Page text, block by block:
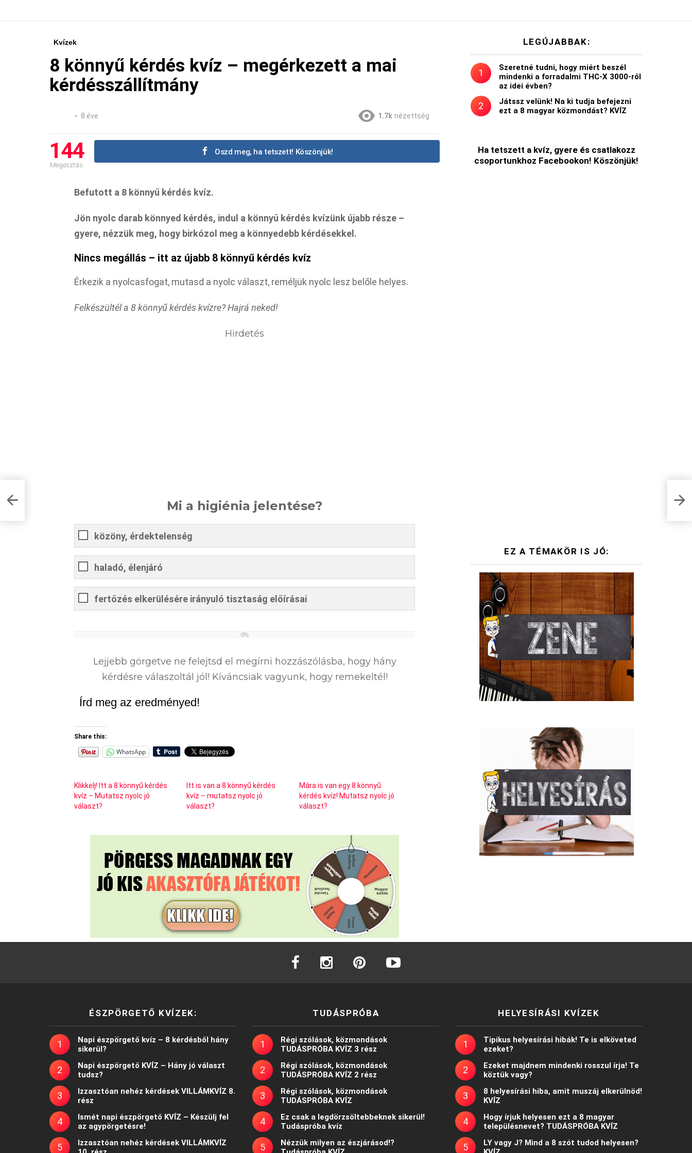
Kvízek
8 könnyű kérdés kvíz – megérkezett a mai
kérdésszállítmány
8 éve 1.7k nézettség
144
Megosztás
Oszd meg, ha tetszett! Köszönjük!
Befutott a 8 könnyű kérdés kvíz.
Jön nyolc darab könnyed kérdés, indul a könnyű kérdés kvízünk újabb része –
gyere, nézzük meg, hogy birkózol meg a könnyedebb kérdésekkel.
Nincs megállás – itt az újabb 8 könnyű kérdés kvíz
Érkezik a nyolcasfogat, mutasd a nyolc választ, reméljük nyolc lesz belőle helyes.
Felkészültél a 8 könnyű kérdés kvízre? Hajrá neked!
Hirdetés
Mi a higiénia jelentése?
közöny, érdektelenség
haladó, élenjáró
fertőzés elkerülésére irányuló tisztaság előírásai
0%
Lejjebb görgetve ne felejtsd el megírni hozzászólásba, hogy hány
kérdésre válaszoltál jól! Kíváncsiak vagyunk, hogy remekeltél!
Írd meg az eredményed!
Share this:
WhatsApp
Klikkelj! Itt a 8 könnyű kérdés
kvíz – Mutatsz nyolc jó
választ?
Itt is van a 8 könnyű kérdés
kvíz – mutatsz nyolc jó
választ?
Mára is van egy 8 könnyű
kérdés kvíz! Mutatsz nyolc jó
választ?
a
LEGÚJABBAK:
Szeretné tudni, hogy miért beszél
mindenki a forradalmi THC-X 3000-ről
az idei évben?
Játssz velünk! Na ki tudja befejezni
ezt a 8 magyar közmondást? KVÍZ
Ha tetszett a kvíz, gyere és csatlakozz
csoportunkhoz Facebookon! Köszönjük!
EZ A TÉMAKÖR IS JÓ:
facebook instagram
ÉSZPÖRGETŐ KVÍZEK:
Napi észpörgető kvíz – 8 kérdésből hány
sikerül?
Napi észpörgető KVÍZ – Hány jó választ
tudsz?
Izzasztóan nehéz kérdések VILLÁMKVÍZ 8.
rész
Ismét napi észpörgető KVÍZ – Készülj fel
az agypörgetésre!
Izzasztóan nehéz kérdések VILLÁMKVÍZ
TUDÁSPRÓBA
Régi szólások, közmondások
TUDÁSPRÓBA KVÍZ 3 rész
Régi szólások, közmondások
TUDÁSPRÓBA KVÍZ 2 rész
Régi szólások, közmondások
TUDÁSPRÓBA KVÍZ
Ez csak a legdörzsöltebbeknek sikerül!
Tudáspróba kvíz
Nézzük milyen az észjárásod!?
HELYESÍRÁSI KVÍZEK
Tipikus helyesírási hibák! Te is elköveted
ezeket?
Ezeket majdnem mindenki rosszul írja! Te
köztük vagy?
8 helyesírási hiba, amit muszáj elkerülnöd!
KVÍZ
Hogy írjuk helyesen ezt a 8 magyar
településnevet? TUDÁSPRÓBA KVÍZ
LY vagy J? Mind a 8 szót tudod helyesen?